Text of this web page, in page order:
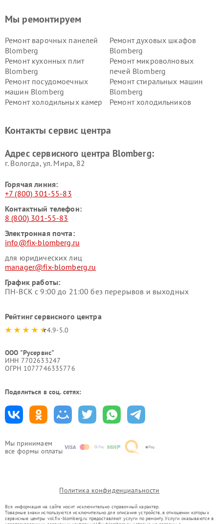
Мы принимаем
все формы оплаты
Мы ремонтируем
Ремонт варочных панелей
Blomberg
Ремонт духовых шкафов
Blomberg
Ремонт кухонных плит
Blomberg
Ремонт микроволновых
печей Blomberg
Ремонт посудомоечных
машин Blomberg
Ремонт стиральных машин
Blomberg
Ремонт холодильных камер
Ремонт холодильников
Контакты сервис центра
Адрес сервисного центра Blomberg:
г. Вологда, ул. Мира, 82
Горячая линия:
+7 (800) 301-55-83
Контактный телефон:
8 (800) 301-55-83
Электронная почта:
info@fix-blomberg.ru
для юридических лиц
manager@fix-blomberg.ru
График работы:
ПН-ВСК с 9:00 до 21:00 без перерывов и выходных
Рейтинг сервисного центра
4.9-5.0
ООО "Русервис"
ИНН 7702633247
ОГРН 1077746335776
Поделиться в соц. сетях:
Политика конфиденциальности
Вся информация на сайте носит исключительно справочный характер.
Товарные знаки используются исключительно для описания устройств, в отношении которых
сервисные центры vol.fix-blomberg.ru предоставляют услуги по ремонту. Услуги оказываются в